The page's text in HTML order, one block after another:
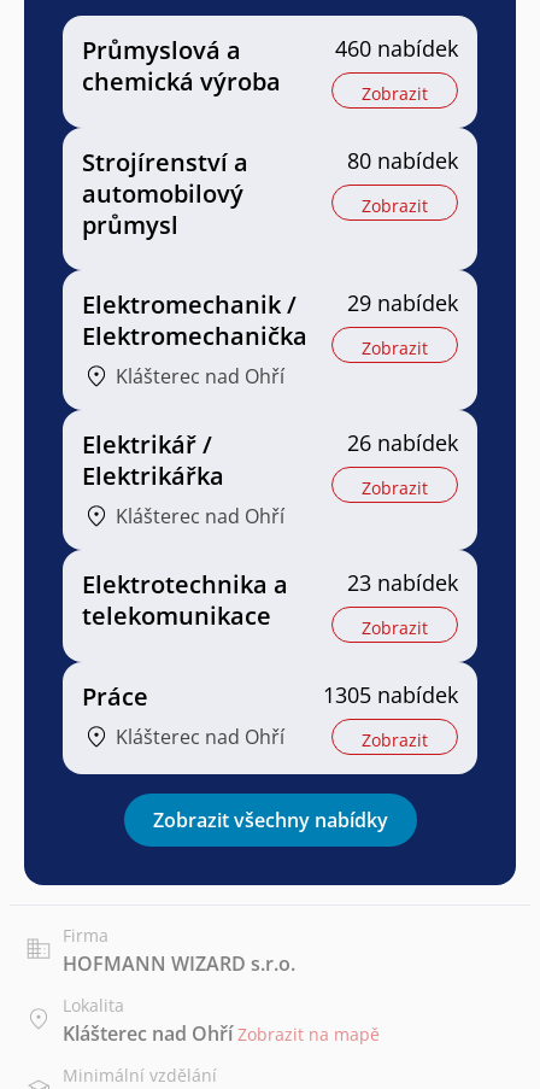
Průmyslová a
chemická výroba
460 nabídek
Zobrazit
Strojírenství a
automobilový
průmysl
80 nabídek
Zobrazit
Elektromechanik /
Elektromechanička
Klášterec nad Ohří
29 nabídek
Zobrazit
Elektrikář /
Elektrikářka
Klášterec nad Ohří
26 nabídek
Zobrazit
Elektrotechnika a
telekomunikace
23 nabídek
Zobrazit
Práce
Klášterec nad Ohří
1305 nabídek
Zobrazit
Zobrazit všechny nabídky
Firma
HOFMANN WIZARD s.r.o.
Lokalita
Klášterec nad Ohří Zobrazit na mapě
Minimální vzdělání